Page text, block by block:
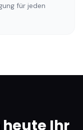
für jeden
heute Ihr